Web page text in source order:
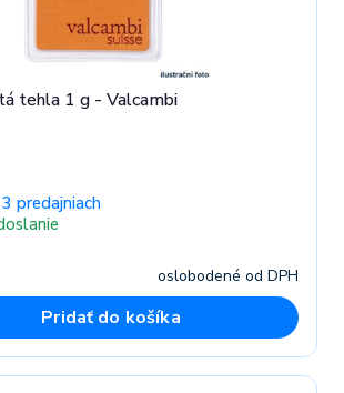
tehla 1 g - Valcambi
predajniach
oslobodené od DPH
Pridať do košíka